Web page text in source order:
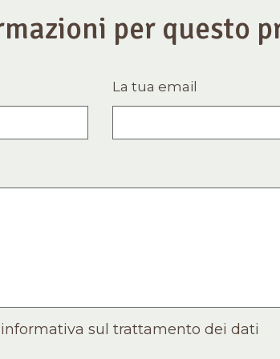
per questo
La tua email
informativa sul trattamento dei dati